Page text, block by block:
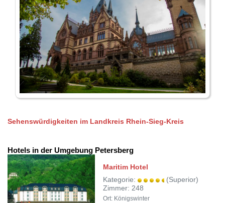
Sehenswürdigkeiten im Landkreis Rhein-Sieg-Kreis
Hotels in der Umgebung Petersberg
Maritim Hotel
Kategorie:
(Superior)
Zimmer: 248
Ort: Königswinter